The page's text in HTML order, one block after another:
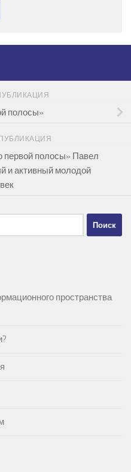
полосы»
первой полосы» Павел
и активный молодой
пространства